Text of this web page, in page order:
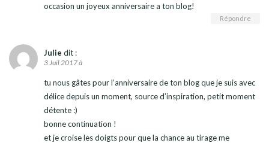
occasion un joyeux anniversaire a ton blog!
Répondre
Julie dit :
3 Juil 2017 à
tu nous gâtes pour l’anniversaire de ton blog que je suis avec
délice depuis un moment, source d’inspiration, petit moment
détente :)
bonne continuation !
et je croise les doigts pour que la chance au tirage me